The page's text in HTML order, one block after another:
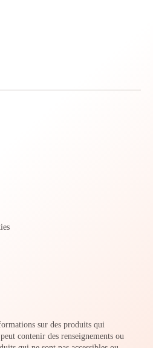
sur des produits qui
contenir des renseignements ou